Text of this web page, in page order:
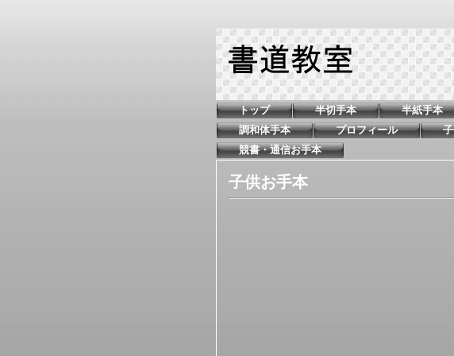
トップ 半切手本 半紙手本
調和体手本
プロフィール
競書・通信お手本
子供お手本